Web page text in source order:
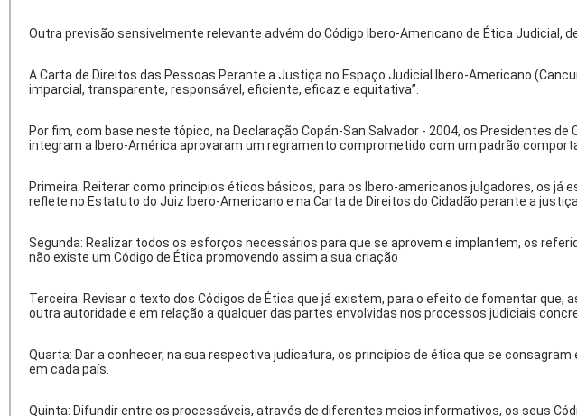
Outra previsão sensivelmente relevante advém do Código Ibero-Americano de Ética Judicial,
A Carta de Direitos das Pessoas Perante a Justiça no Espaço Judicial Ibero-Americano
imparcial, transparente, responsável, eficiente, eficaz e equitativa”.
Por fim, com base neste tópico, na Declaração Copán-San Salvador - 2004, os Presidentes
integram a Ibero-América aprovaram um regramento comprometido com um padrão
Primeira: Reiterar como princípios éticos básicos, para os Ibero-americanos julgadores, os
reflete no Estatuto do Juiz Ibero-Americano e na Carta de Direitos do Cidadão perante a justiça.
Segunda: Realizar todos os esforços necessários para que se aprovem e implantem, os
não existe um Código de Ética promovendo assim a sua criação
Terceira: Revisar o texto dos Códigos de Ética que já existem, para o efeito de fomentar
outra autoridade e em relação a qualquer das partes envolvidas nos processos judiciais
Quarta: Dar a conhecer, na sua respectiva judicatura, os princípios de ética que se
em cada país.
Quinta: Difundir entre os processáveis, através de diferentes meios informativos, os seus